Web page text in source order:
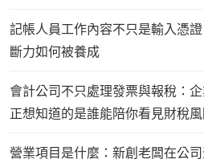
記帳人員工作內容不只是輸入憑
斷力如何被養成
會計公司不只處理發票與報稅：
正想知道的是誰能陪你看見財稅
營業項目是什麼：新創老闆在公